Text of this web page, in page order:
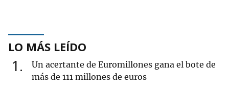
LO MÁS LEÍDO
1
Un acertante de Euromillones gana el bote de
más de 111 millones de euros